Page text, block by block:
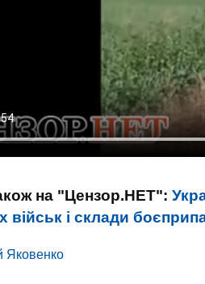
на "Цензор.НЕТ":
військ і склади
Яковенко